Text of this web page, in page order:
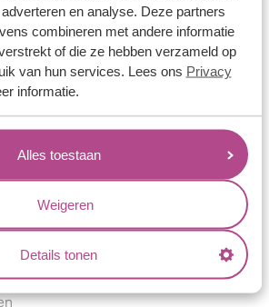
en analyse. Deze partners
combineren met andere informatie
of die ze hebben verzameld op
van hun services. Lees ons Privacy
informatie.
Alles toestaan
Weigeren
Details tonen